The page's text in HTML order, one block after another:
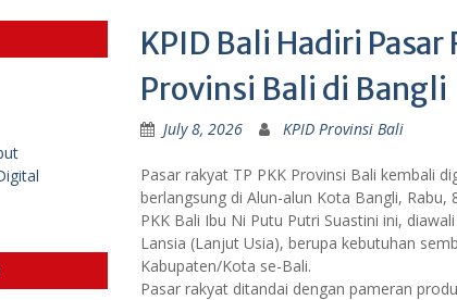
KPID Bali Hadiri Pasar
Provinsi Bali di Bangli
July 8, 2026 KPID Provinsi Bali
Pasar rakyat TP PKK Provinsi Bali kembali
berlangsung di Alun-alun Kota Bangli, Rabu,
PKK Bali Ibu Ni Putu Putri Suastini ini,
Lansia (Lanjut Usia), berupa kebutuhan
Kabupaten/Kota se-Bali.
Pasar rakyat ditandai dengan pameran